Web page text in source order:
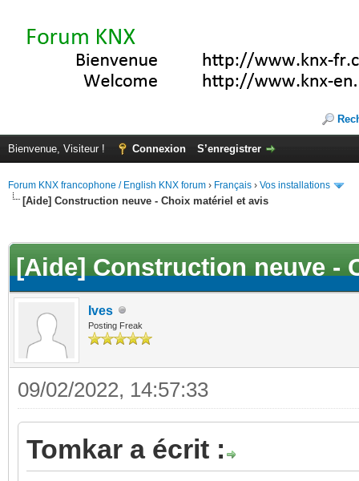
Bienvenue, Visiteur ! Connexion S’enregistrer
Forum KNX francophone / English KNX forum › Français › Vos installations
[Aide] Construction neuve - Choix matériel et avis
[Aide] Construction neuve -
Ives
Posting Freak
09/02/2022, 14:57:33
Tomkar a écrit :